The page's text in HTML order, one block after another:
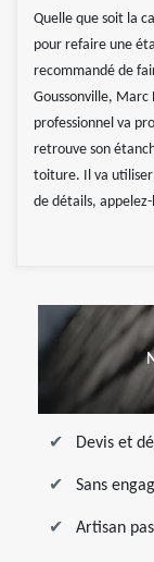
Quelle que soit la
pour refaire une
recommandé de
Goussonville,
professionnel va
retrouve son
toiture. Il va utiliser
de détails, appelez-
Devis et
Sans
Artisan